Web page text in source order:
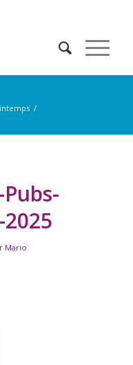
/
Pubs-
Mario